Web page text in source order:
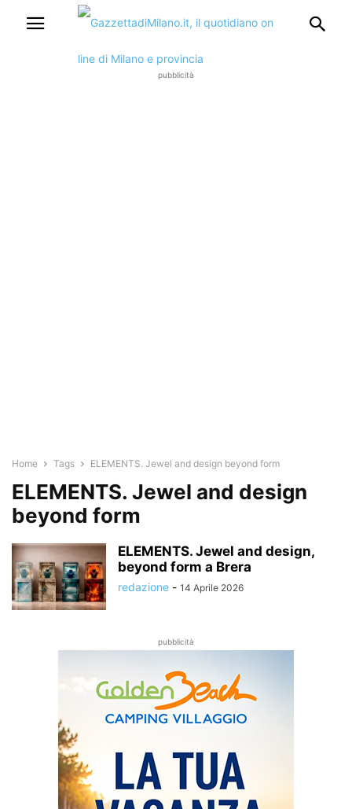
pubblicità
Home Tags ELEMENTS. Jewel and design beyond form
ELEMENTS. Jewel and design
beyond form
ELEMENTS. Jewel and design,
beyond form a Brera
redazione - 14 Aprile 2026
pubblicità